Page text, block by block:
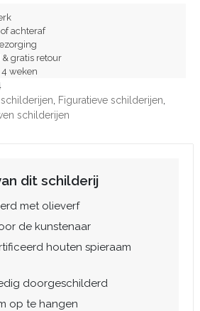
achteraf
gratis retour
weken
Figuratieve schilderijen
schilderijen
dit schilderij
met olieverf
de kunstenaar
houten spieraam
doorgeschilderd
op te hangen